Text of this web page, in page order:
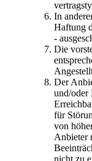
In
Haftung
-
Die
Der
und/oder
für
von
Anbieter
nicht zu